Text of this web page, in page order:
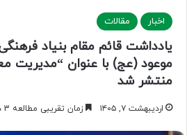
اخبار مقالات
یادداشت قائم مقام بنیاد
موعود (عج) با عنوان “مدیریت
منتشر شد
اردیبهشت ۷, ۱۴۰۵ زمان تقریبی مطالعه 3 دقیقه